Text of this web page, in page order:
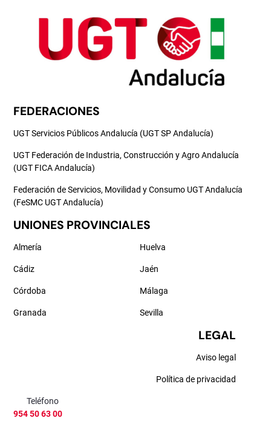
FEDERACIONES
UGT Servicios Públicos Andalucía (UGT SP Andalucía)
UGT Federación de Industria, Construcción y Agro Andalucía
(UGT FICA Andalucía)
Federación de Servicios, Movilidad y Consumo UGT Andalucía
(FeSMC UGT Andalucía)
UNIONES PROVINCIALES
Almería
Cádiz
Córdoba
Granada
Huelva
Jaén
Málaga
Sevilla
LEGAL
Aviso legal
Política de privacidad
Teléfono
954 50 63 00